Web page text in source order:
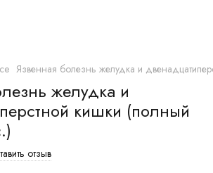
Язвенная болезнь желудка и
желудка и
кишки (полный
отзыв